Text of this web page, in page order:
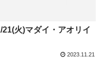
21(火)マダイ・アオリイ
2023.11.21